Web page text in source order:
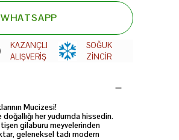
WHATSAPP
KAZANÇLI
ALIŞVERİŞ
SOĞUK
ZİNCİR
Mucizesi!
doğallığı her yudumda hissedin.
gilaburu meyvelerinden
geleneksel tadı modern